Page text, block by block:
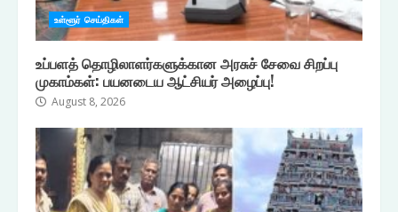
உள்ளூர் செய்திகள்
உப்பளத் தொழிலாளர்களுக்கான அரசுச் சேவை சிறப்பு
முகாம்கள்: பயனடைய ஆட்சியர் அழைப்பு!
August 8, 2026